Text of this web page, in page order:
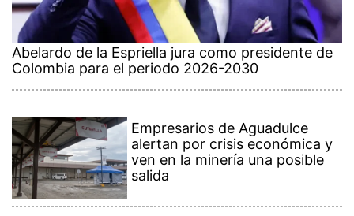
Abelardo de la Espriella jura como presidente de
Colombia para el periodo 2026-2030
Empresarios de Aguadulce
alertan por crisis económica y
ven en la minería una posible
salida